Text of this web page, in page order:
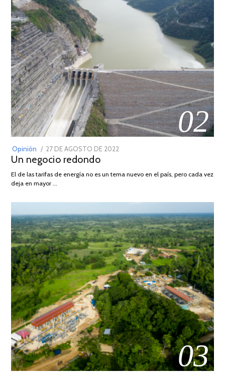
02
Opinión
POSTED
ON
27 DE AGOSTO DE 2022
DE
Un negocio redondo
El de las tarifas de energía no es un tema nuevo en el país, pero cada vez
deja en mayor …
03